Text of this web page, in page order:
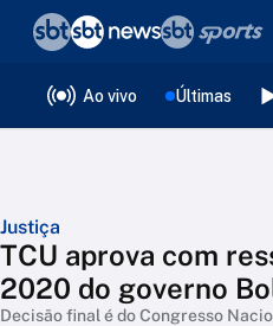
Ao vivo Últimas
Justiça
TCU aprova com
2020 do governo
Decisão final é do Congresso
❮voltar
Editorias